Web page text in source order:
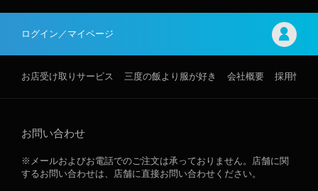
ログイン／マイページ
お店受け取りサービス 三度の飯より服が好き 会社概要 採用情報
お問い合わせ
※メールおよびお電話でのご注文は承っておりません。店舗に関
するお問い合わせは、店舗に直接お問い合わせください。